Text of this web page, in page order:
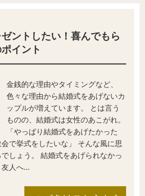
ントしたい！喜んでもら
イント
金銭的な理由やタイミングなど、
色々な理由から結婚式をあげないカ
ップルが増えています。 とは言う
ものの、結婚式は女性のあこがれ。
「やっぱり結婚式をあげたかった
で挙式をしたいな」 そんな風に思
しょう。 結婚式をあげられなかっ
人へ...